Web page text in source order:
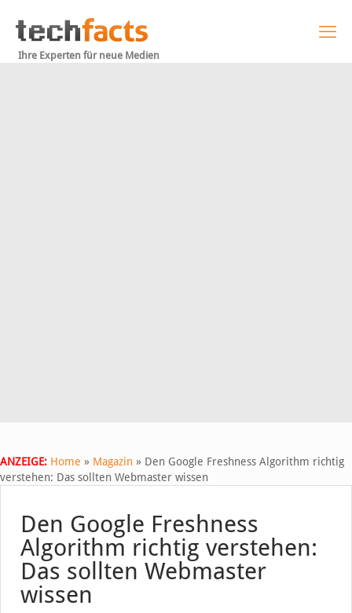
Ihre Experten für neue Medien
ANZEIGE: Home » Magazin » Den Google Freshness Algorithm richtig
verstehen: Das sollten Webmaster wissen
Den Google Freshness
Algorithm richtig verstehen:
Das sollten Webmaster
wissen